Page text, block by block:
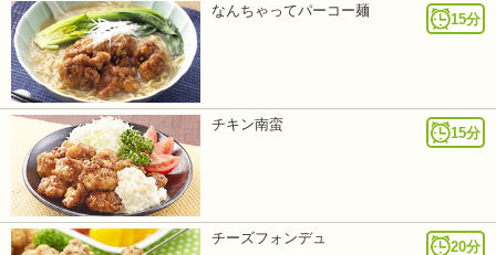
15分
なんちゃってパーコー麺
15分
チキン南蛮
20分
チーズフォンデュ